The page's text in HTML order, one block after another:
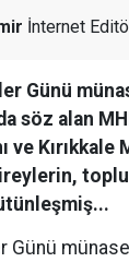
İnternet
Günü
söz alan
ve
Günü